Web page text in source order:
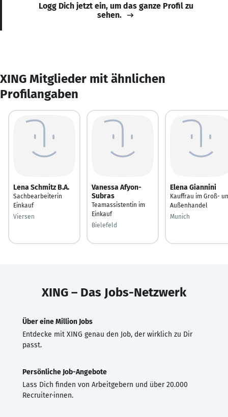
Logg Dich jetzt ein, um das ganze Profil zu
sehen.
XING Mitglieder mit ähnlichen
Profilangaben
Lena Schmitz B.A.
Sachbearbeiterin
Einkauf
Viersen
Vanessa Afyon-
Subras
Teamassistentin im
Einkauf
Bielefeld
Elena Giannini
Kauffrau im Groß-
Außenhandel
Munich
XING – Das Jobs-Netzwerk
Über eine Million Jobs
Entdecke mit XING genau den Job, der wirklich zu Dir
passt.
Persönliche Job-Angebote
Lass Dich finden von Arbeitgebern und über 20.000
Recruiter·innen.